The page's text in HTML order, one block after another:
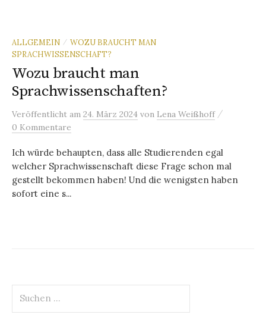
ALLGEMEIN / WOZU BRAUCHT MAN
SPRACHWISSENSCHAFT?
Wozu braucht man
Sprachwissenschaften?
Veröffentlicht am 24. März 2024 von Lena Weißhoff /
0 Kommentare
Ich würde behaupten, dass alle Studierenden egal
welcher Sprachwissenschaft diese Frage schon mal
gestellt bekommen haben! Und die wenigsten haben
sofort eine s...
nach: